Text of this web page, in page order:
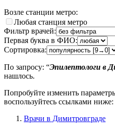
Возле станции метро:
Любая станция метро
Фильтр врачей:
Первая буква в ФИО:
Сортировка:
По запросу: “Эпилептологи в
нашлось.
Попробуйте изменить
воспользуйтесь ссылками ниже:
Врачи в Димитровграде